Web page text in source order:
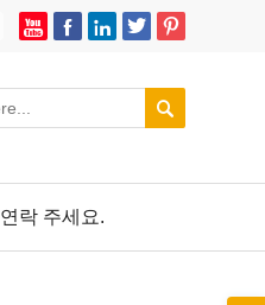
    

연락 주세요.